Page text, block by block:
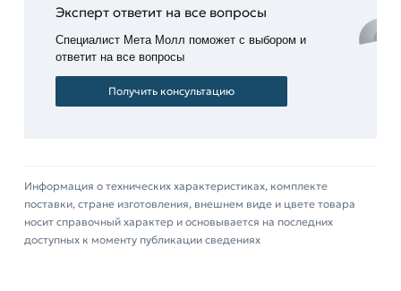
применения
сварки;
обладает
ровной,
жесткости, надежности конструкции.
Для приобретения данной позиции, кликните
Эксперт ответит на все вопросы
Специалист Мета Молл поможет с выбором и
ответит на все вопросы
Получить консультацию
Информация о технических характеристиках, комплекте
поставки, стране изготовления, внешнем виде и цвете товара
носит справочный характер и основывается на последних
доступных к моменту публикации сведениях